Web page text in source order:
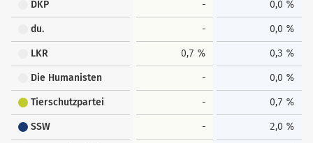
DKP - 0,0 %
du. - 0,0 %
LKR 0,7 % 0,3 %
Die Humanisten - 0,0 %
Tierschutzpartei - 0,7 %
SSW - 2,0 %